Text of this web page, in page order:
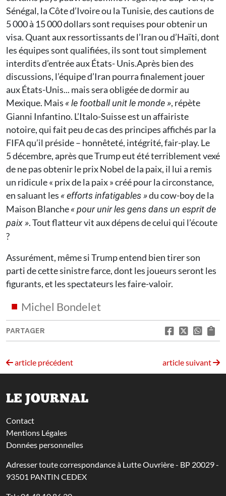
Sénégal, la Côte d’Ivoire ou la Tunisie, des cautions de
5 000 à 15 000 dollars sont requises pour obtenir un
visa. Quant aux ressortissants de l’Iran ou d’Haïti, dont
les équipes sont qualifiées, ils sont tout simplement
interdits d’entrée aux États- Unis.Après bien des
discussions, l’équipe d’Iran pourra finalement jouer
aux États-Unis... mais sera obligée de dormir au
Mexique. Mais « le football unit le monde », répète
Gianni Infantino. L’Italo-Suisse est un affairiste
notoire, qui fait peu de cas des principes affichés par la
FIFA qu’il préside – honnêteté, intégrité, fair-play. Le
5 décembre, après que Trump eut été terriblement vexé
de ne pas obtenir le prix Nobel de la paix, il lui a remis
un ridicule « prix de la paix » créé pour la circonstance,
en saluant les « efforts infatigables »du cow-boy de la
Maison Blanche« pour unir les gens dans un esprit de
paix ». Tout flatteur vit aux dépens de celui qui l’écoute
?
Assurément, même si Trump entend bien tirer son
parti de cette sinistre farce, dont les joueurs seront les
figurants, et les spectateurs les faire-valoir.
Michel Bondelet
PARTAGER
article précédent article suivant
LE JOURNAL
Contact
Mentions Légales
Données personnelles
Adresser toute correspondance à Lutte Ouvrière - BP 20029 -
93501 PANTIN CEDEX